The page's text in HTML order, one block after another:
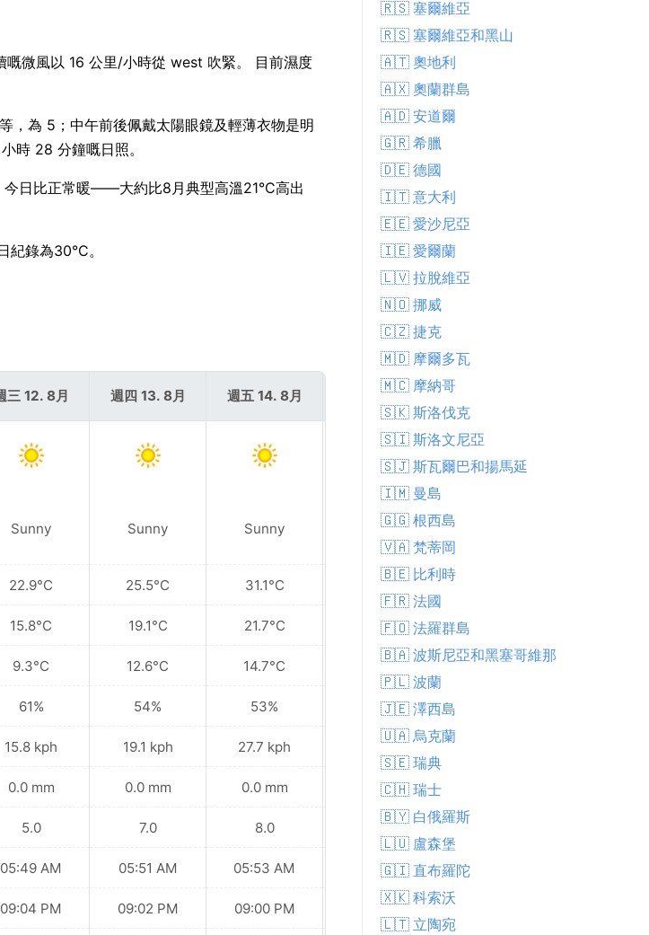
微風以 16 公里/小時從 west 吹緊。 目前濕度
為 5；中午前後佩戴太陽眼鏡及輕薄衣物是明
時 28 分鐘嘅日照。
日比正常暖——大約比8月典型高溫21°C高出
錄為30°C。
三 12. 8月
Sunny
22.9°C
15.8°C
9.3°C
61%
15.8 kph
0.0 mm
5.0
05:49 AM
09:04 PM
週四 13. 8月
Sunny
25.5°C
19.1°C
12.6°C
54%
19.1 kph
0.0 mm
7.0
05:51 AM
09:02 PM
週五 14. 8月
Sunny
31.1°C
21.7°C
14.7°C
53%
27.7 kph
0.0 mm
8.0
05:53 AM
09:00 PM
週六 15. 8月
Sunny
21.5°C
16.7°C
13.4°C
70%
33.1 kph
0.0 mm
6.0
05:55 AM
08:57 PM
🇷🇸 塞爾維亞
🇷🇸 塞爾維亞和黑山
🇦🇹 奧地利
🇦🇽 奧蘭群島
🇦🇩 安道爾
🇬🇷 希臘
🇩🇪 德國
🇮🇹 意大利
🇪🇪 愛沙尼亞
🇮🇪 愛爾蘭
🇱🇻 拉脫維亞
🇳🇴 挪威
🇨🇿 捷克
🇲🇩 摩爾多瓦
🇲🇨 摩納哥
🇸🇰 斯洛伐克
🇸🇮 斯洛文尼亞
🇸🇯 斯瓦爾巴和揚馬延
🇮🇲 曼島
🇬🇬 根西島
🇻🇦 梵蒂岡
🇧🇪 比利時
🇫🇷 法國
🇫🇴 法羅群島
🇧🇦 波斯尼亞和黑塞哥維那
🇵🇱 波蘭
🇯🇪 澤西島
🇺🇦 烏克蘭
🇸🇪 瑞典
🇨🇭 瑞士
🇧🇾 白俄羅斯
🇱🇺 盧森堡
🇬🇮 直布羅陀
🇽🇰 科索沃
🇱🇹 立陶宛